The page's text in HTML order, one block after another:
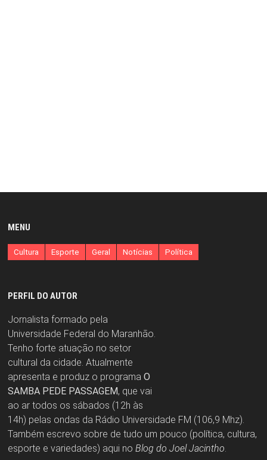
MENU
Cultura Esporte Geral Notícias Política
PERFIL DO AUTOR
Jornalista formado pela
Universidade Federal do Maranhão.
Tenho forte atuação no setor
cultural da cidade. Atualmente
apresenta e produz o programa O
SAMBA PEDE PASSAGEM, que vai
ao ar todos os sábados (12h às
14h) pelas ondas da Rádio Universidade FM (106,9 Mhz).
Também escrevo sobre de tudo um pouco (política, cultura,
esporte e variedades) aqui no Blog do Joel Jacintho.